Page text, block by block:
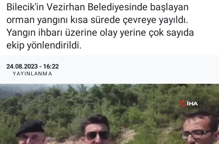
Bilecik'in Vezirhan Belediyesinde başlayan
orman yangını kısa sürede çevreye yayıldı.
Yangın ihbarı üzerine olay yerine çok sayıda
ekip yönlendirildi.
24.08.2023 - 16:22
YAYINLANMA
Dünya
Sağlık
Alış-Veriş/İş dünyası
Röportaj
Ekonomi
Kültür Sanat
Politika
Bilecik
Kütahya
Son Dakika Haberleri
Haber Arşivi